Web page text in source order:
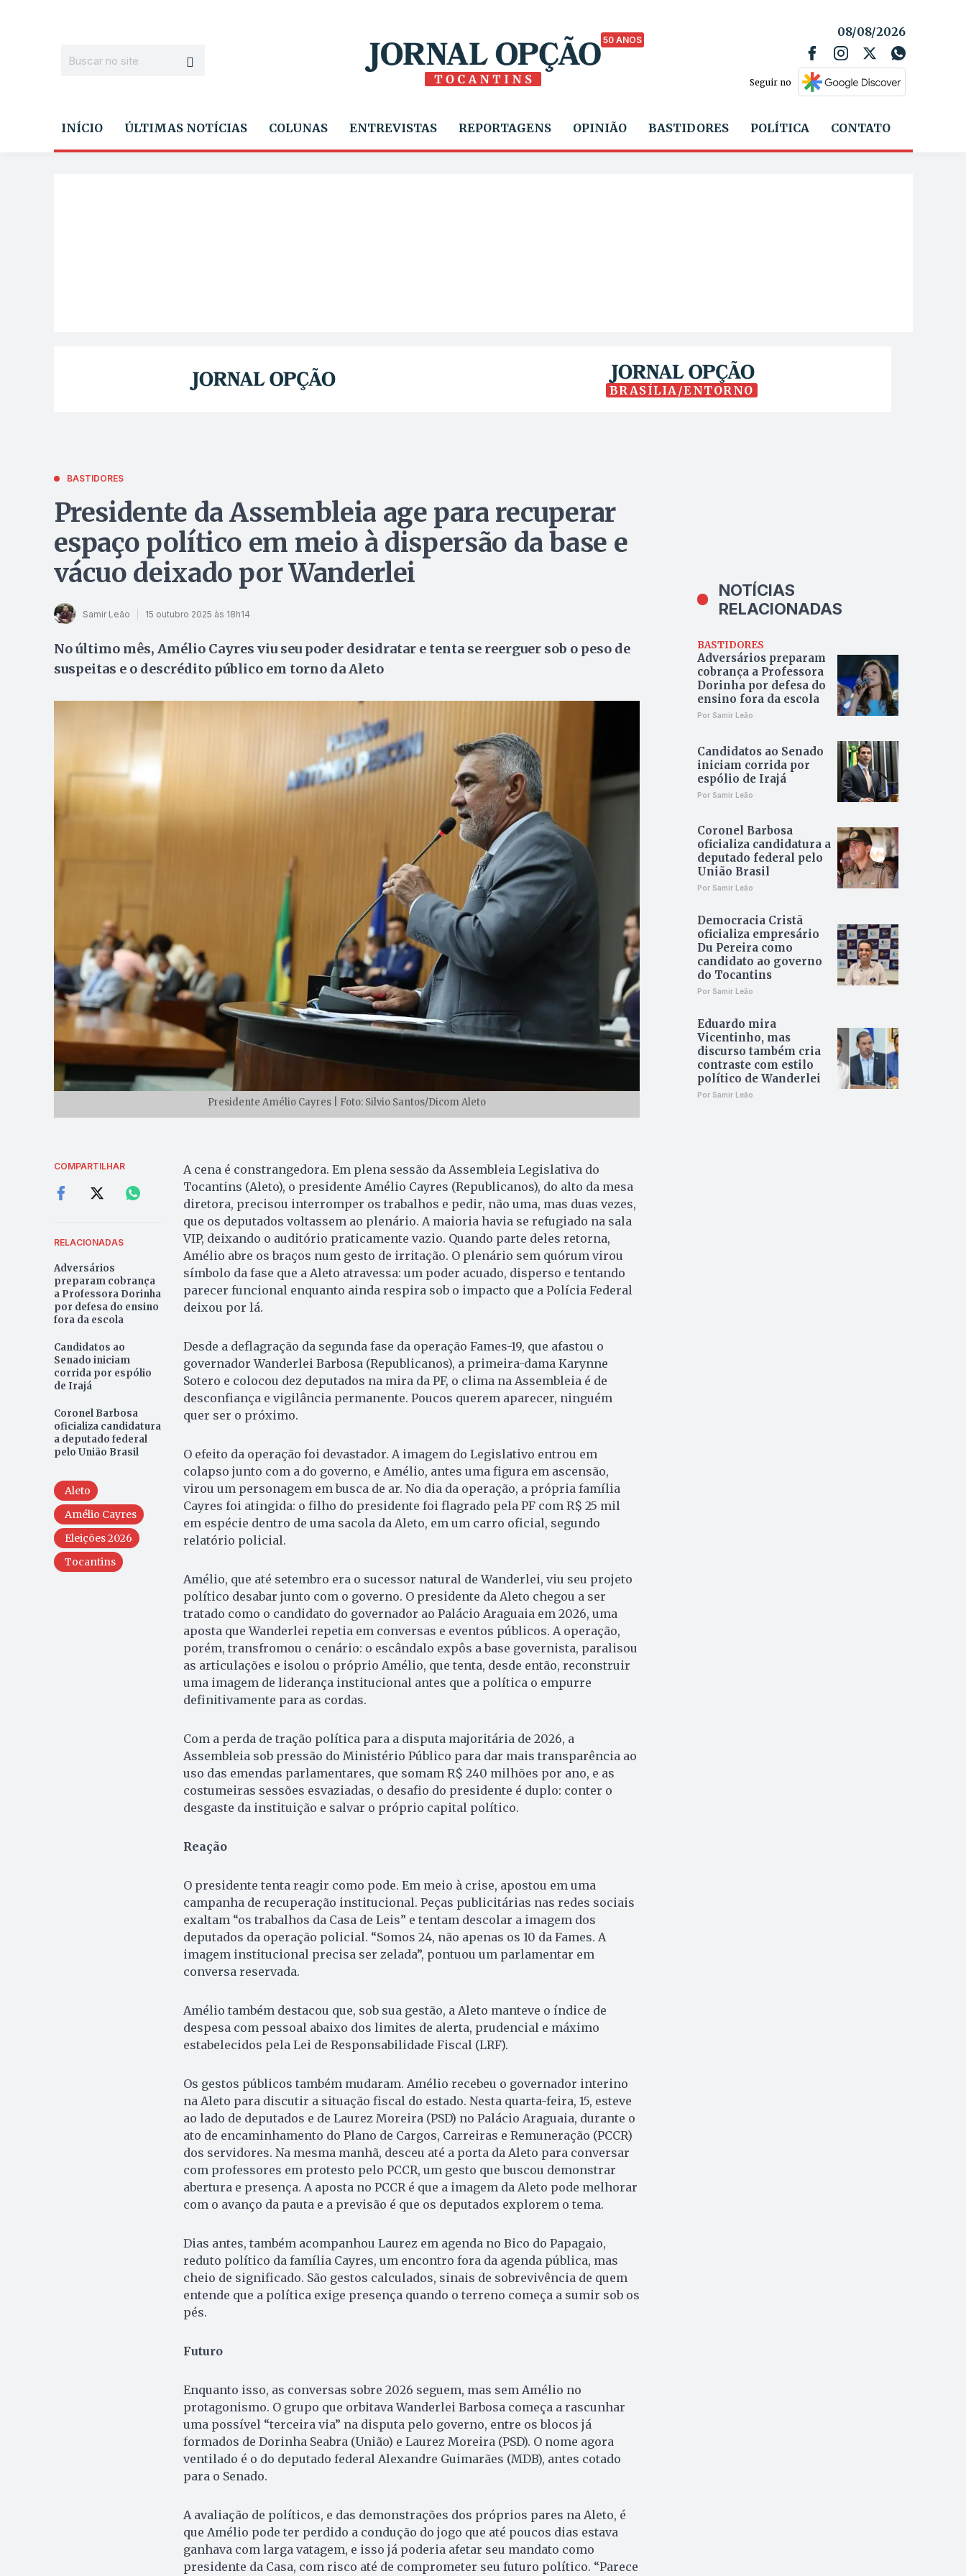
50 ANOS
08/08/2026
Seguir no
INÍCIO ÚLTIMAS NOTÍCIAS COLUNAS ENTREVISTAS REPORTAGENS OPINIÃO BASTIDORES POLÍTICA CONTATO
BRASÍLIA/ENTORNO
BASTIDORES
Presidente da Assembleia age para recuperar
espaço político em meio à dispersão da base e
vácuo deixado por Wanderlei
Samir Leão 15 outubro 2025 às 18h14
No último mês, Amélio Cayres viu seu poder desidratar e tenta se reerguer sob o peso de
suspeitas e o descrédito público em torno da Aleto
Presidente Amélio Cayres | Foto: Silvio Santos/Dicom Aleto
COMPARTILHAR
RELACIONADAS
Adversários
preparam cobrança
a Professora Dorinha
por defesa do ensino
fora da escola
Candidatos ao
Senado iniciam
corrida por espólio
de Irajá
Coronel Barbosa
oficializa candidatura
a deputado federal
pelo União Brasil
Aleto
Amélio Cayres
Eleições 2026
Tocantins
A cena é constrangedora. Em plena sessão da Assembleia Legislativa do
Tocantins (Aleto), o presidente Amélio Cayres (Republicanos), do alto da mesa
diretora, precisou interromper os trabalhos e pedir, não uma, mas duas vezes,
que os deputados voltassem ao plenário. A maioria havia se refugiado na sala
VIP, deixando o auditório praticamente vazio. Quando parte deles retorna,
Amélio abre os braços num gesto de irritação. O plenário sem quórum virou
símbolo da fase que a Aleto atravessa: um poder acuado, disperso e tentando
parecer funcional enquanto ainda respira sob o impacto que a Polícia Federal
deixou por lá.
Desde a deflagração da segunda fase da operação Fames-19, que afastou o
governador Wanderlei Barbosa (Republicanos), a primeira-dama Karynne
Sotero e colocou dez deputados na mira da PF, o clima na Assembleia é de
desconfiança e vigilância permanente. Poucos querem aparecer, ninguém
quer ser o próximo.
O efeito da operação foi devastador. A imagem do Legislativo entrou em
colapso junto com a do governo, e Amélio, antes uma figura em ascensão,
virou um personagem em busca de ar. No dia da operação, a própria família
Cayres foi atingida: o filho do presidente foi flagrado pela PF com R$ 25 mil
em espécie dentro de uma sacola da Aleto, em um carro oficial, segundo
relatório policial.
Amélio, que até setembro era o sucessor natural de Wanderlei, viu seu projeto
político desabar junto com o governo. O presidente da Aleto chegou a ser
tratado como o candidato do governador ao Palácio Araguaia em 2026, uma
aposta que Wanderlei repetia em conversas e eventos públicos. A operação,
porém, transfromou o cenário: o escândalo expôs a base governista, paralisou
as articulações e isolou o próprio Amélio, que tenta, desde então, reconstruir
uma imagem de liderança institucional antes que a política o empurre
definitivamente para as cordas.
Com a perda de tração política para a disputa majoritária de 2026, a
Assembleia sob pressão do Ministério Público para dar mais transparência ao
uso das emendas parlamentares, que somam R$ 240 milhões por ano, e as
costumeiras sessões esvaziadas, o desafio do presidente é duplo: conter o
desgaste da instituição e salvar o próprio capital político.
Reação
O presidente tenta reagir como pode. Em meio à crise, apostou em uma
campanha de recuperação institucional. Peças publicitárias nas redes sociais
exaltam “os trabalhos da Casa de Leis” e tentam descolar a imagem dos
deputados da operação policial. “Somos 24, não apenas os 10 da Fames. A
imagem institucional precisa ser zelada”, pontuou um parlamentar em
conversa reservada.
Amélio também destacou que, sob sua gestão, a Aleto manteve o índice de
despesa com pessoal abaixo dos limites de alerta, prudencial e máximo
estabelecidos pela Lei de Responsabilidade Fiscal (LRF).
Os gestos públicos também mudaram. Amélio recebeu o governador interino
na Aleto para discutir a situação fiscal do estado. Nesta quarta-feira, 15, esteve
ao lado de deputados e de Laurez Moreira (PSD) no Palácio Araguaia, durante o
ato de encaminhamento do Plano de Cargos, Carreiras e Remuneração (PCCR)
dos servidores. Na mesma manhã, desceu até a porta da Aleto para conversar
com professores em protesto pelo PCCR, um gesto que buscou demonstrar
abertura e presença. A aposta no PCCR é que a imagem da Aleto pode melhorar
com o avanço da pauta e a previsão é que os deputados explorem o tema.
Dias antes, também acompanhou Laurez em agenda no Bico do Papagaio,
reduto político da família Cayres, um encontro fora da agenda pública, mas
cheio de significado. São gestos calculados, sinais de sobrevivência de quem
entende que a política exige presença quando o terreno começa a sumir sob os
pés.
Futuro
Enquanto isso, as conversas sobre 2026 seguem, mas sem Amélio no
protagonismo. O grupo que orbitava Wanderlei Barbosa começa a rascunhar
uma possível “terceira via” na disputa pelo governo, entre os blocos já
formados de Dorinha Seabra (União) e Laurez Moreira (PSD). O nome agora
ventilado é o do deputado federal Alexandre Guimarães (MDB), antes cotado
para o Senado.
A avaliação de políticos, e das demonstrações dos próprios pares na Aleto, é
que Amélio pode ter perdido a condução do jogo que até poucos dias estava
ganhava com larga vatagem, e isso já poderia afetar seu mandato como
presidente da Casa, com risco até de comprometer seu futuro político. “Parece
NOTÍCIAS
RELACIONADAS
BASTIDORES
Adversários preparam
cobrança a Professora
Dorinha por defesa do
ensino fora da escola
Por Samir Leão
Candidatos ao Senado
iniciam corrida por
espólio de Irajá
Por Samir Leão
Coronel Barbosa
oficializa candidatura a
deputado federal pelo
União Brasil
Por Samir Leão
Democracia Cristã
oficializa empresário
Du Pereira como
candidato ao governo
do Tocantins
Por Samir Leão
Eduardo mira
Vicentinho, mas
discurso também cria
contraste com estilo
político de Wanderlei
Por Samir Leão